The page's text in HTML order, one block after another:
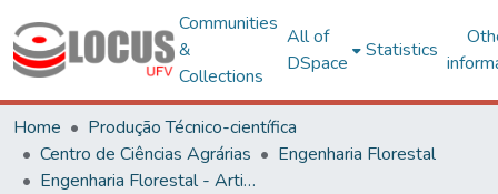
Communities
&
Collections
All of
DSpace
Statistics
Home
Produção Técnico-científica
Centro de Ciências Agrárias
Engenharia Florestal
Engenharia Florestal - Artigos